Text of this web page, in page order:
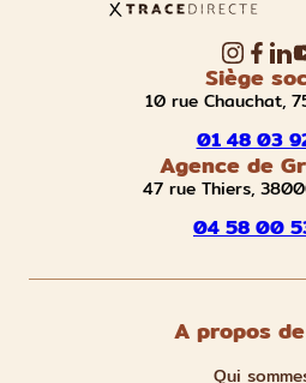
Siège
10 rue Chauchat,
01 48 03
Agence de
47 rue Thiers,
04 58 00
A propos
Qui